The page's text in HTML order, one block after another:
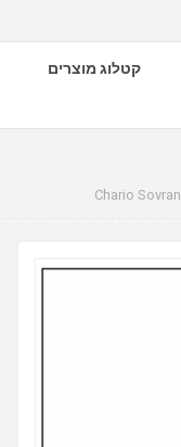
קטלוג מוצרים
Chario Sovran